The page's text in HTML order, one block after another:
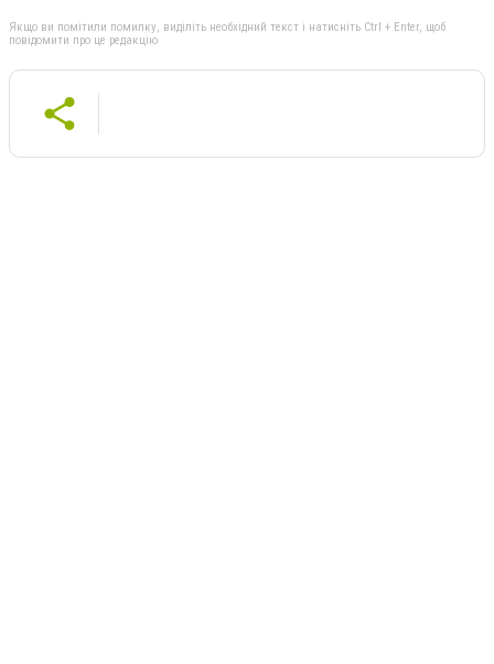
Якщо ви помітили помилку, виділіть необхідний текст і натисніть Ctrl + Enter, щоб
повідомити про це редакцію